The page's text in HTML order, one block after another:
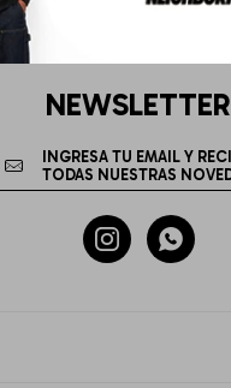
NEWSLETTER
 